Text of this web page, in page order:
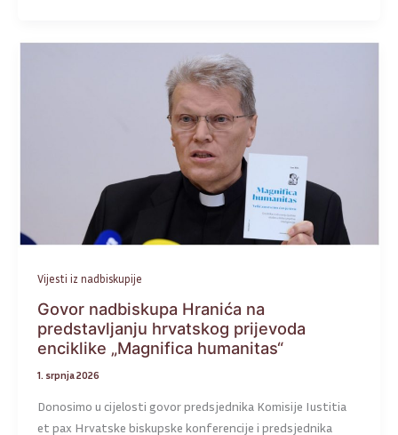
Vijesti iz nadbiskupije
Govor nadbiskupa Hranića na
predstavljanju hrvatskog prijevoda
enciklike „Magnifica humanitas“
1. srpnja 2026
Donosimo u cijelosti govor predsjednika Komisije Iustitia
et pax Hrvatske biskupske konferencije i predsjednika